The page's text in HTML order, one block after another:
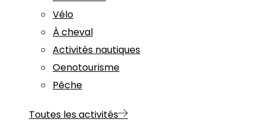
Vélo
À cheval
Activités nautiques
Oenotourisme
Pêche
Toutes les activités